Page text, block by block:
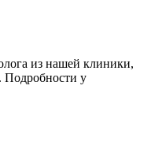
из нашей клиники,
Подробности у